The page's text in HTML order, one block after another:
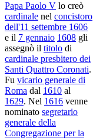
Papa Paolo V lo creò
cardinale nel concistoro
dell'11 settembre 1606
e il 7 gennaio 1608 gli
assegnò il titolo di
cardinale presbitero dei
Santi Quattro Coronati.
Fu vicario generale di
Roma dal 1610 al
1629. Nel 1616 venne
nominato segretario
generale della
Congregazione per la